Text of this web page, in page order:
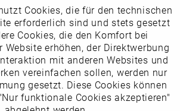
Sie uns auf Instagram
Aktiv
Inaktiv
Inaktiv
Cookies, die für den technischen
erforderlich sind und stets gesetzt
Cookies, die den Komfort bei
Website erhöhen, der Direktwerbung
mit anderen Websites und
vereinfachen sollen, werden nur
gesetzt. Diese Cookies können
funktionale Cookies akzeptieren"